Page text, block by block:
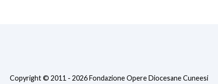
Copyright © 2011 - 2026 Fondazione Opere Diocesane Cuneesi